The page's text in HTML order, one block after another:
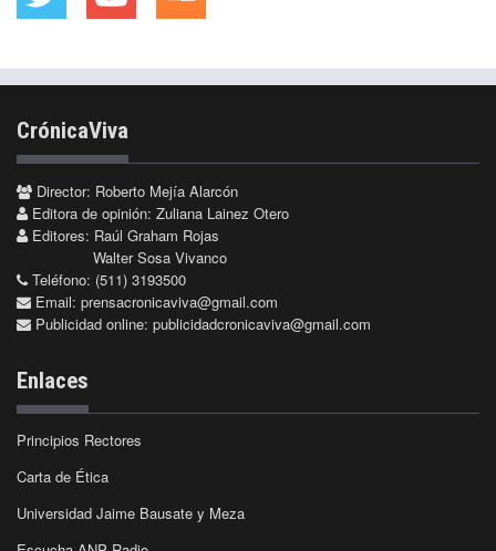
CrónicaViva
Director: Roberto Mejía Alarcón
Editora de opinión: Zuliana Lainez Otero
Editores: Raúl Graham Rojas
Walter Sosa Vivanco
Teléfono: (511) 3193500
Email: prensacronicaviva@gmail.com
Publicidad online: publicidadcronicaviva@gmail.com
Enlaces
Principios Rectores
Carta de Ética
Universidad Jaime Bausate y Meza